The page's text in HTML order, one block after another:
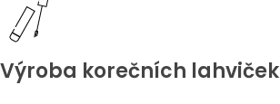
Výroba korečních lahviček